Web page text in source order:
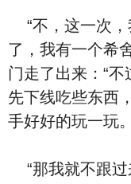
“不，这一次，
了，我有一个希
门走了出来：“
先下线吃些东西
手好好的玩一玩
“那我就不跟过